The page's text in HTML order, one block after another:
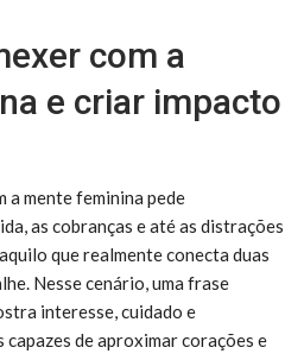
com a
e criar impacto
a mente feminina pede
as cobranças e até as distrações
que realmente conecta duas
Nesse cenário, uma frase
interesse, cuidado e
de aproximar corações e